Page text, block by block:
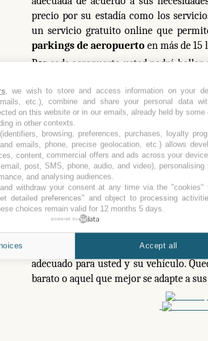
precio por su estadía como los
un servicio gratuito online que
parkings de aeropuerto en más de 15
Por cada aeropuerto usted podrá
sitio (aquellos que están adyacentes
(usualmente son más baratos que
aeropuerto). Con nuestra
posibilidad de comparar por tipo de
descubiertos y aquellos que ofrecen
Además, para cada compañía
detalles sobre su ubicación,
con los servicios ofrecidos tales como
y de tipo mecánico. Una
adecuadamente los parkings son las
han usado sus servicios.
Nuestra misión es ayudar a encontrar el
adecuado para usted y su vehículo.
barato o aquel que mejor se adapte a
, we wish to store and access information on your
etc.), combine and share your personal data
on this website or in our emails, already held by some
in other contexts.
browsing, preferences, purchases, loyalty
emails, phone, precise geolocation, etc.) allows
content, commercial offers and ads across your
post, SMS, phone, audio, and video), personalising
and analysing audiences.
withdraw your consent at any time via the "cookies"
detailed preferences" and object to processing
choices remain valid for 12 months 5 days.
powered by
Accept all